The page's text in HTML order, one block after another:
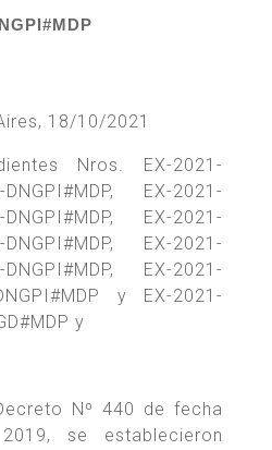
18/10/2021
Nros. EX-2021-
EX-2021-
EX-2021-
EX-2021-
EX-2021-
y EX-2021-
y
Nº 440 de fecha
se establecieron